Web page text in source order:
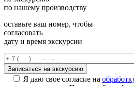
по нашему производству
оставьте ваш номер, чтобы
согласовать
дату и время экскурсии
Я даю свое согласие на